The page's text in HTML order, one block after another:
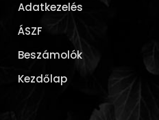
Adatkezelés
ÁSZF
Beszámolók
Kezdőlap